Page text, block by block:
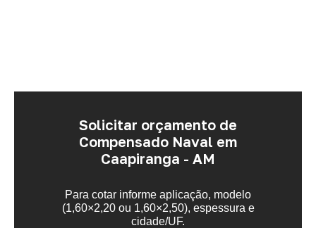
Solicitar orçamento de
Compensado Naval em
Caapiranga - AM
Para cotar informe aplicação, modelo
(1,60×2,20 ou 1,60×2,50), espessura e
cidade/UF.